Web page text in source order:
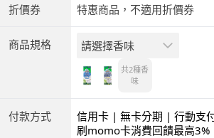
折價券 特惠商品，不適用折價券
商品規格 請選擇香味
共2種香
味
付款方式
信用卡 | 無卡分期 | 行動支
ATM | 銀聯卡
刷momo卡消費回饋最高3%